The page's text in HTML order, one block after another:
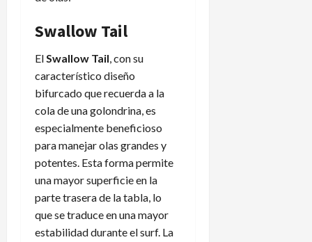
Swallow Tail
ElSwallow Tail, con su
característico diseño
bifurcado que recuerda a la
cola de una golondrina, es
especialmente beneficioso
para manejar olas grandes y
potentes. Esta forma permite
una mayor superficie en la
parte trasera de la tabla, lo
que se traduce en una mayor
estabilidad durante el surf. La